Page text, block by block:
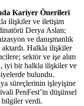
Kariyer Önerileri
ilişkiler ve iletişim
Derya Aslan;
ve danışmanlık
Halkla ilişkiler
sektör ve işe alım
iyi bir halkla ilişkiler ve
bulundu.
süreçlerinin işleyişine
PenFest’in düşünsel
bilgiler verdi.